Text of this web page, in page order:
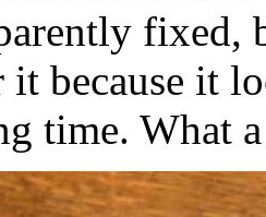
because it
time. What